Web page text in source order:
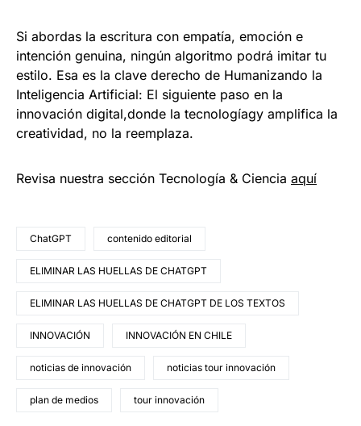
Si abordas la escritura con empatía, emoción e
intención genuina, ningún algoritmo podrá imitar tu
estilo. Esa es la clave derecho de Humanizando la
Inteligencia Artificial: El siguiente paso en la
innovación digital,donde la tecnologíagy amplifica la
creatividad, no la reemplaza.
Revisa nuestra sección Tecnología & Ciencia aquí
ChatGPT contenido editorial
ELIMINAR LAS HUELLAS DE CHATGPT
ELIMINAR LAS HUELLAS DE CHATGPT DE LOS TEXTOS
INNOVACIÓN INNOVACIÓN EN CHILE
noticias de innovación noticias tour innovación
plan de medios tour innovación